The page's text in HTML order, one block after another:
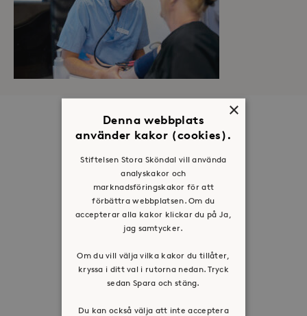
Om oss
Historia
Riktlinje för personuppgifter
Tillgänglighetsredogörelse
Visselblåsartjänst
Jobba hos oss
×
Denna webbplats
använder kakor (cookies).
Stiftelsen Stora Sköndal vill använda
analyskakor och
marknadsföringskakor för att
förbättra webbplatsen. Om du
accepterar alla kakor klickar du på Ja,
jag samtycker.
Om du vill välja vilka kakor du tillåter,
kryssa i ditt val i rutorna nedan. Tryck
sedan Spara och stäng.
Du kan också välja att inte acceptera